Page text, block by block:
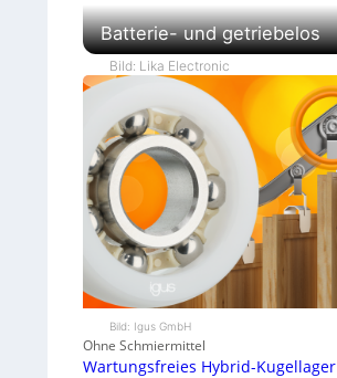
Batterie- und getriebelos
Bild: Lika Electronic
Bild: Igus GmbH
Ohne Schmiermittel
Wartungsfreies Hybrid-Kugellager